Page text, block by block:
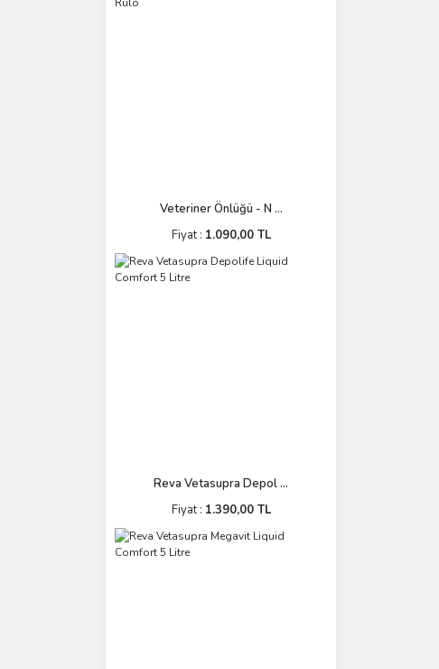
Veteriner Önlüğü - N ...
Fiyat : 1.090,00 TL
Reva Vetasupra Depol ...
Fiyat : 1.390,00 TL